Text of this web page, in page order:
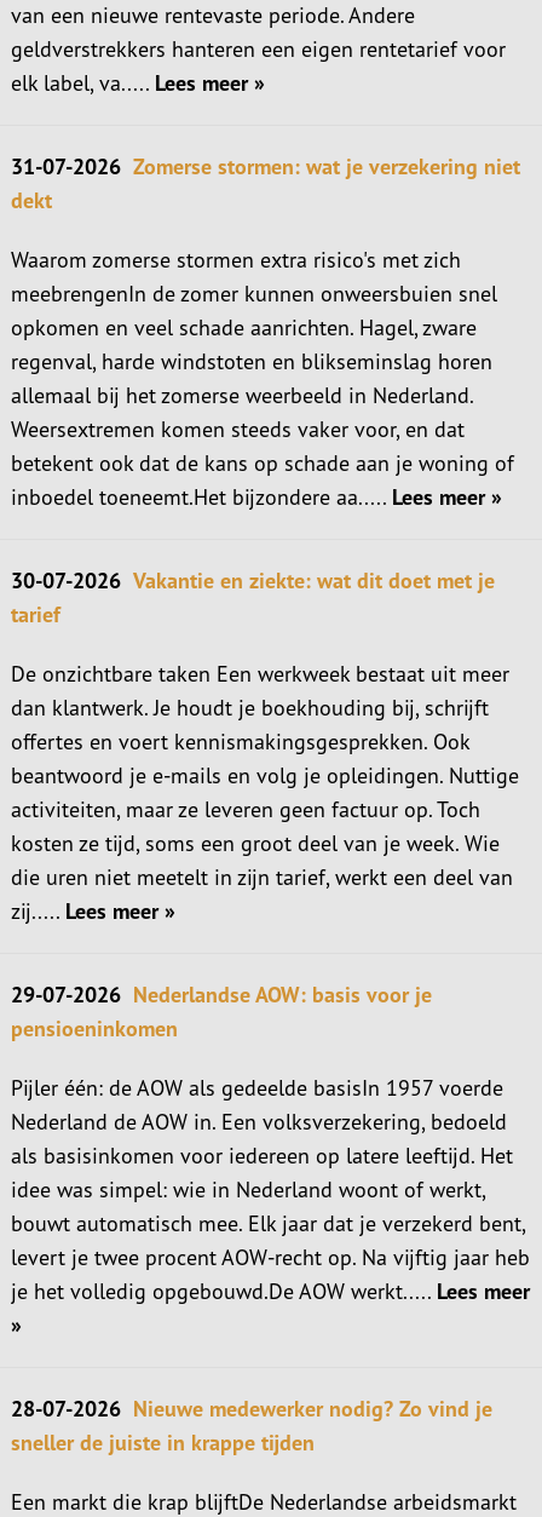
van een nieuwe rentevaste periode. Andere
geldverstrekkers hanteren een eigen rentetarief voor
elk label, va..... Lees meer »
31-07-2026 Zomerse stormen: wat je verzekering niet
dekt
Waarom zomerse stormen extra risico's met zich
meebrengenIn de zomer kunnen onweersbuien snel
opkomen en veel schade aanrichten. Hagel, zware
regenval, harde windstoten en blikseminslag horen
allemaal bij het zomerse weerbeeld in Nederland.
Weersextremen komen steeds vaker voor, en dat
betekent ook dat de kans op schade aan je woning of
inboedel toeneemt.Het bijzondere aa..... Lees meer »
30-07-2026 Vakantie en ziekte: wat dit doet met je
tarief
De onzichtbare taken Een werkweek bestaat uit meer
dan klantwerk. Je houdt je boekhouding bij, schrijft
offertes en voert kennismakingsgesprekken. Ook
beantwoord je e-mails en volg je opleidingen. Nuttige
activiteiten, maar ze leveren geen factuur op. Toch
kosten ze tijd, soms een groot deel van je week. Wie
die uren niet meetelt in zijn tarief, werkt een deel van
zij..... Lees meer »
29-07-2026 Nederlandse AOW: basis voor je
pensioeninkomen
Pijler één: de AOW als gedeelde basisIn 1957 voerde
Nederland de AOW in. Een volksverzekering, bedoeld
als basisinkomen voor iedereen op latere leeftijd. Het
idee was simpel: wie in Nederland woont of werkt,
bouwt automatisch mee. Elk jaar dat je verzekerd bent,
levert je twee procent AOW-recht op. Na vijftig jaar heb
je het volledig opgebouwd.De AOW werkt..... Lees meer
»
28-07-2026 Nieuwe medewerker nodig? Zo vind je
sneller de juiste in krappe tijden
Een markt die krap blijftDe Nederlandse arbeidsmarkt